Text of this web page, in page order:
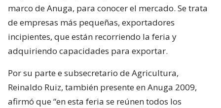
marco de Anuga, para conocer el mercado. Se trata
de empresas más pequeñas, exportadores
incipientes, que están recorriendo la feria y
adquiriendo capacidades para exportar.
Por su parte e subsecretario de Agricultura,
Reinaldo Ruiz, también presente en Anuga 2009,
afirmó que “en esta feria se reúnen todos los